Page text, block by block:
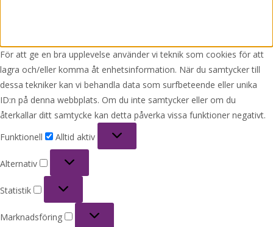
För att ge en bra upplevelse använder vi teknik som cookies för att
lagra och/eller komma åt enhetsinformation. När du samtycker till
dessa tekniker kan vi behandla data som surfbeteende eller unika
ID:n på denna webbplats. Om du inte samtycker eller om du
återkallar ditt samtycke kan detta påverka vissa funktioner negativt.
Funktionell
Alltid aktiv
Alternativ
Statistik
Marknadsföring